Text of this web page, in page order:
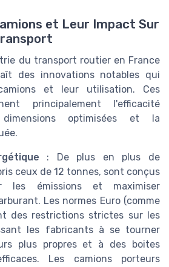
et Leur Impact Sur
du transport routier en France
des innovations notables qui
et leur utilisation. Ces
principalement l'efficacité
optimisées et la
: De plus en plus de
ceux de 12 tonnes, sont conçus
les émissions et maximiser
Les normes Euro (comme
des restrictions strictes sur les
les fabricants à se tourner
plus propres et à des boites
Les camions porteurs